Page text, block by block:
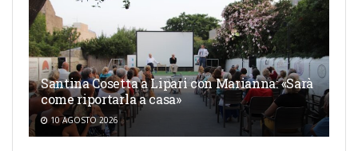
Santina Cosetta a Lipari con Marianna: «Sarà
come riportarla a casa»
10 AGOSTO 2026